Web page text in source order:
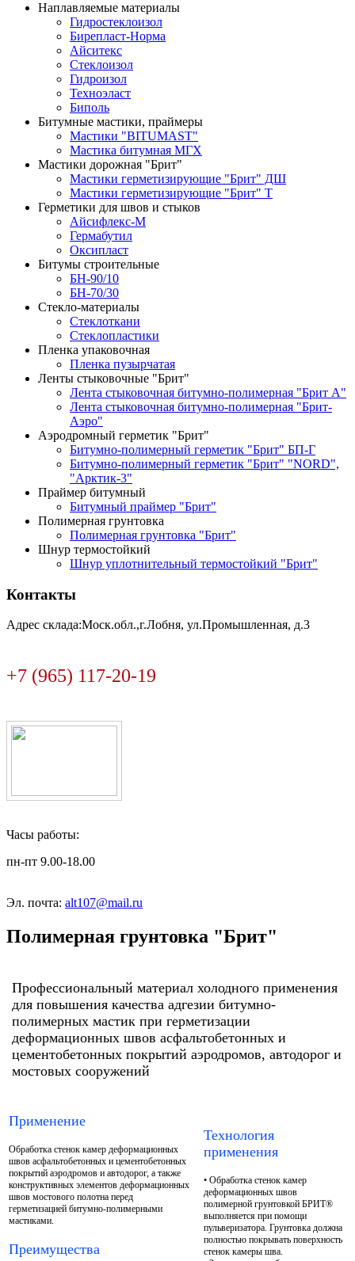
Наплавляемые материалы
Гидростеклоизол
Бирепласт-Норма
Айситекс
Стеклоизол
Гидроизол
Техноэласт
Биполь
Битумные мастики, праймеры
Мастики "BITUMAST"
Мастика битумная МГХ
Мастики дорожная "Брит"
Мастики герметизирующие "Брит" ДШ
Мастики герметизирующие "Брит" Т
Герметики для швов и стыков
Айсифлекс-М
Гермабутил
Оксипласт
Битумы строительные
БН-90/10
БН-70/30
Стекло-материалы
Стеклоткани
Стеклопластики
Пленка упаковочная
Пленка пузырчатая
Ленты стыковочные "Брит"
Лента стыковочная битумно-полимерная "Брит А"
Лента стыковочная битумно-полимерная "Брит-
Аэро"
Аэродромный герметик "Брит"
Битумно-полимерный герметик "Брит" БП-Г
Битумно-полимерный герметик "Брит" "NORD",
"Арктик-3"
Праймер битумный
Битумный праймер "Брит"
Полимерная грунтовка
Полимерная грунтовка "Брит"
Шнур термостойкий
Шнур уплотнительный термостойкий "Брит"
Контакты
Адрес склада:Моск.обл.,г.Лобня, ул.Промышленная, д.3
+7 (965) 117-20-19
Часы работы:
пн-пт 9.00-18.00
Эл. почта: alt107@mail.ru
Полимерная грунтовка "Брит"
Профессиональный материал холодного применения
для повышения качества адгезии битумно-
полимерных мастик при герметизации
деформационных швов асфальтобетонных и
цементобетонных покрытий аэродромов, автодорог и
мостовых сооружений
Применение
Обработка стенок камер деформационных
швов асфальтобетонных и цементобетонных
покрытий аэродромов и автодорог, а также
конструктивных элементов деформационных
швов мостового полотна перед
герметизацией битумно-полимерными
мастиками.
Преимущества
Технология
применения
• Обработка стенок камер
деформационных швов
полимерной грунтовкой БРИТ®
выполняется при помощи
пульверизатора. Грунтовка должна
полностью покрывать поверхность
стенок камеры шва.